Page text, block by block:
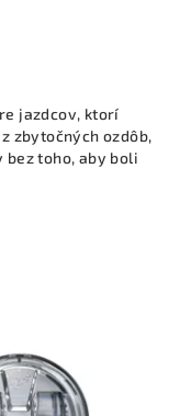
jazdcov, ktorí
zbytočných ozdôb,
toho, aby boli